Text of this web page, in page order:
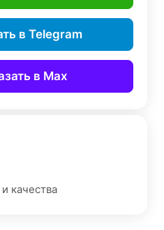
в Telegram
в Max
качества